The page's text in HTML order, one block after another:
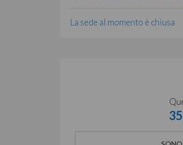
La sede al momento è chiusa